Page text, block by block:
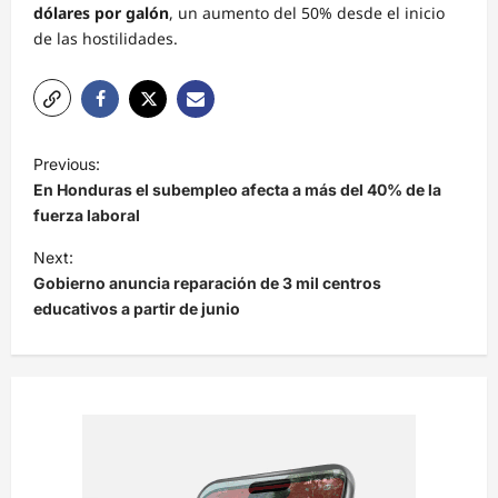
dólares por galón, un aumento del 50% desde el inicio
de las hostilidades.
a
v
e
g
a
c
Previous:
En Honduras el subempleo afecta a más del 40% de la
fuerza laboral
Next:
Gobierno anuncia reparación de 3 mil centros
educativos a partir de junio